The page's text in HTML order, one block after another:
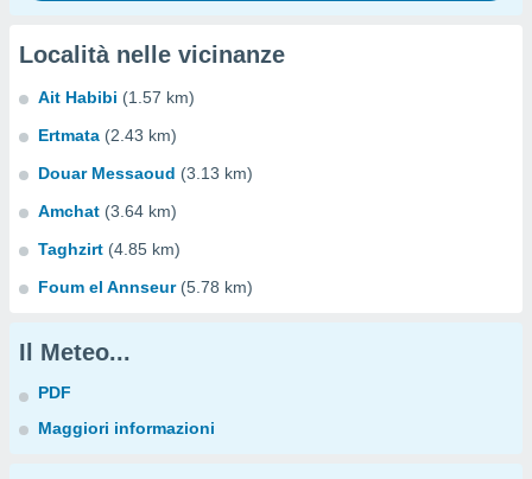
Località nelle vicinanze
Ait Habibi (1.57 km)
Ertmata (2.43 km)
Douar Messaoud (3.13 km)
Amchat (3.64 km)
Taghzirt (4.85 km)
Foum el Annseur (5.78 km)
Il Meteo...
PDF
Maggiori informazioni